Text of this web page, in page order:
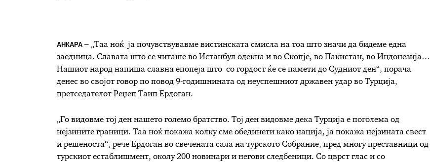
АНКАРА– „Таа ноќ ја почувствувавме вистинската смисла на тоа што значи да бидеме една
заедница. Славата што се читаше во Истанбул одекна и во Скопје, во Пакистан, во Индонезија…
Нашиот народ напиша славна епопеја што со гордост ќе се памети до Судниот ден“, порача
денес во својот говор по повод 9-годишнината од неуспешниот државен удар во Турција,
претседателот Реџеп Таип Ердоган.
„Го видовме тој ден нашето големо братство. Тој ден видовме дека Турција е поголема од
нејзините граници. Таа ноќ покажа колку сме обединети како нација, ја покажа нејзината свест
и решеноста“, рече Ердоган во свечената сала на турското Собрание, пред многу преставници од
турскиот естаблишмент, околу 200 новинари и негови следбеници. Со цврст глас и со